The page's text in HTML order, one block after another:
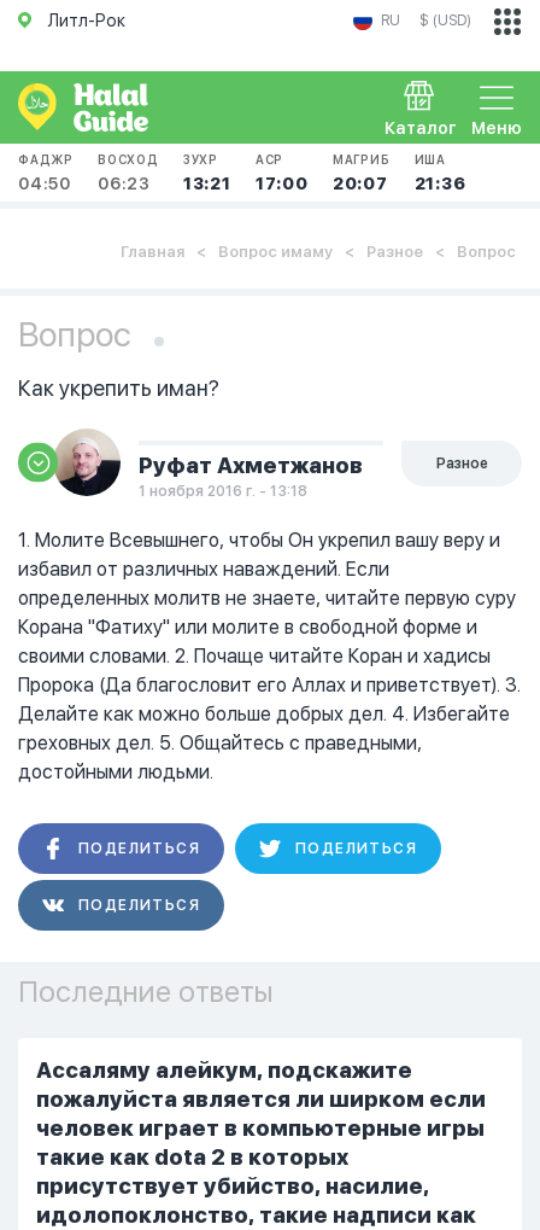
Литл-Рок RU $ (USD)
Меню
Каталог
ФАДЖР
04:50
ВОСХОД
06:23
ЗУХР
13:21
АСР
17:00
МАГРИБ
20:07
ИША
21:36
Главная Вопрос имаму Разное Вопрос
Вопрос
Как укрепить иман?
Руфат Ахметжанов
1 ноября 2016 г. - 13:18
Разное
1. Молите Всевышнего, чтобы Он укрепил вашу веру и
избавил от различных наваждений. Если
определенных молитв не знаете, читайте первую суру
Корана "Фатиху" или молите в свободной форме и
своими словами. 2. Почаще читайте Коран и хадисы
Пророка (Да благословит его Аллах и приветствует). 3.
Делайте как можно больше добрых дел. 4. Избегайте
греховных дел. 5. Общайтесь с праведными,
достойными людьми.
ПОДЕЛИТЬСЯ ПОДЕЛИТЬСЯ
ПОДЕЛИТЬСЯ
Последние ответы
Ассаляму алейкум, подскажите
пожалуйста является ли ширком если
человек играет в компьютерные игры
такие как dota 2 в которых
присутствует убийство, насилие,
идолопоклонство, такие надписи как